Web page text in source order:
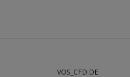
VOS_CFD.DE